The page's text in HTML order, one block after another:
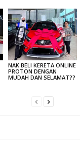
NAK BELI KERETA ONLINE
PROTON DENGAN
MUDAH DAN SELAMAT??